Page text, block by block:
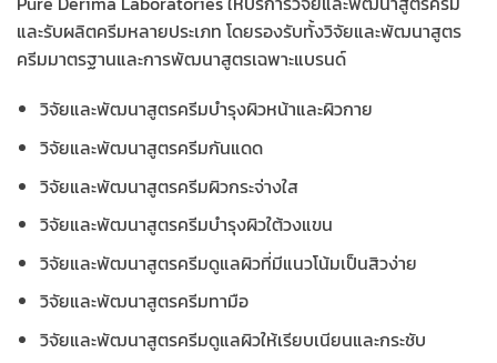
และรับผลิตครีมหลายประเภท โดยรองรับทั้งวิจัยและพัฒนาสูตร
ครีมมาตรฐานและการพัฒนาสูตรเฉพาะแบรนด์
วิจัยและพัฒนาสูตรครีมบำรุงผิวหน้าและผิวกาย
วิจัยและพัฒนาสูตรครีมกันแดด
วิจัยและพัฒนาสูตรครีมผิวกระจ่างใส
วิจัยและพัฒนาสูตรครีมบำรุงผิวใต้วงแขน
วิจัยและพัฒนาสูตรครีมดูแลผิวที่มีแนวโน้มเป็นสิวง่าย
วิจัยและพัฒนาสูตรครีมทามือ
วิจัยและพัฒนาสูตรครีมดูแลผิวให้เรียบเนียนและกระชับ